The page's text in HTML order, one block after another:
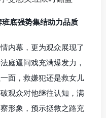
底强势集结助力品质
内幕，更为观众展现了
庭逼问戏充满爆发力，
面，救嫌犯还是救女儿
观众对他继往认知，满
形象，预示拯救之路充